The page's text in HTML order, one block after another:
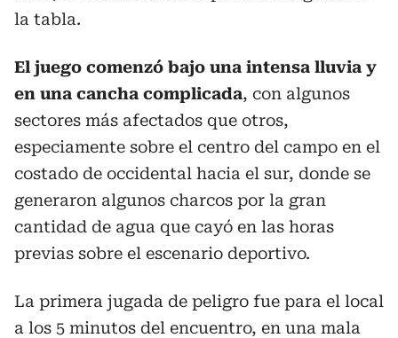
la tabla.
El juego comenzó bajo una intensa lluvia y
en una cancha complicada, con algunos
sectores más afectados que otros,
especiamente sobre el centro del campo en el
costado de occidental hacia el sur, donde se
generaron algunos charcos por la gran
cantidad de agua que cayó en las horas
previas sobre el escenario deportivo.
La primera jugada de peligro fue para el local
a los 5 minutos del encuentro, en una mala